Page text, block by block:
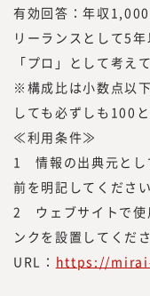
所
有効回答：年収
リーランスとして5
「プロ」として考え
※構成比は小数点以
しても必ずしも100
≪利用条件≫
1 情報の出典元とし
前を明記してください
2 ウェブサイトで使
ンクを設置してくださ
URL： https://